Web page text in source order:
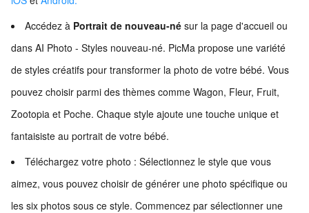
Accédez à Portrait de nouveau-né sur la page d'accueil ou
dans AI Photo - Styles nouveau-né. PicMa propose une variété
de styles créatifs pour transformer la photo de votre bébé. Vous
pouvez choisir parmi des thèmes comme Wagon, Fleur, Fruit,
Zootopia et Poche. Chaque style ajoute une touche unique et
fantaisiste au portrait de votre bébé.
Téléchargez votre photo : Sélectionnez le style que vous
aimez, vous pouvez choisir de générer une photo spécifique ou
les six photos sous ce style. Commencez par sélectionner une